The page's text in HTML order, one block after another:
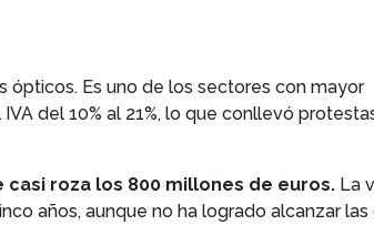
ópticos. Es uno de los sectores con mayor
del 10% al 21%, lo que conllevó
roza los 800 millones de euros. La
años, aunque no ha logrado alcanzar las